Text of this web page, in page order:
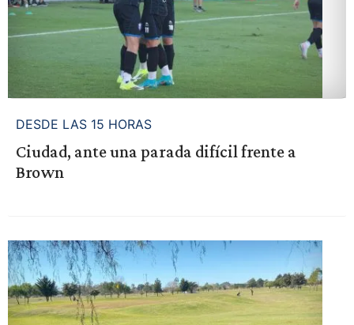
DESDE LAS 15 HORAS
Ciudad, ante una parada difícil frente a
Brown